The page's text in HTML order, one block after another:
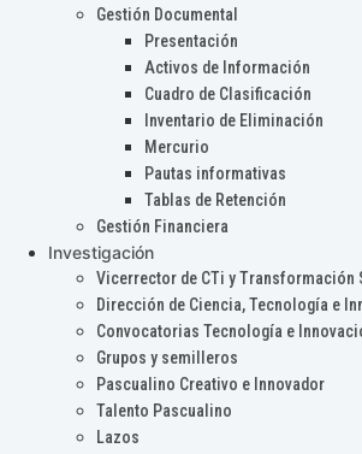
Gestión Documental
Presentación
Activos de Información
Cuadro de Clasificación
Inventario de Eliminación
Mercurio
Pautas informativas
Tablas de Retención
Gestión Financiera
Investigación
Vicerrector de CTi y Transformación
Dirección de Ciencia, Tecnología e
Convocatorias Tecnología e
Grupos y semilleros
Pascualino Creativo e Innovador
Talento Pascualino
Lazos